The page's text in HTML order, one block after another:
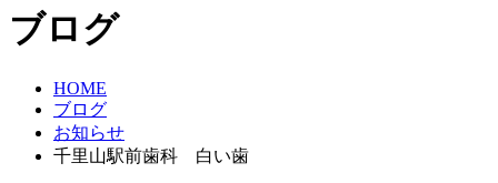
ブログ
HOME
ブログ
お知らせ
千里山駅前歯科 白い歯